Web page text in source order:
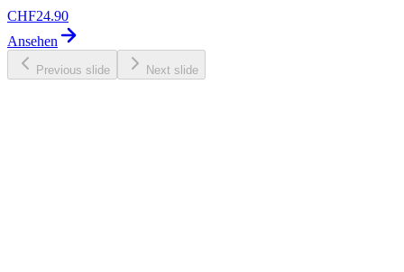
CHF24.90
Ansehen
Previous slide Next slide